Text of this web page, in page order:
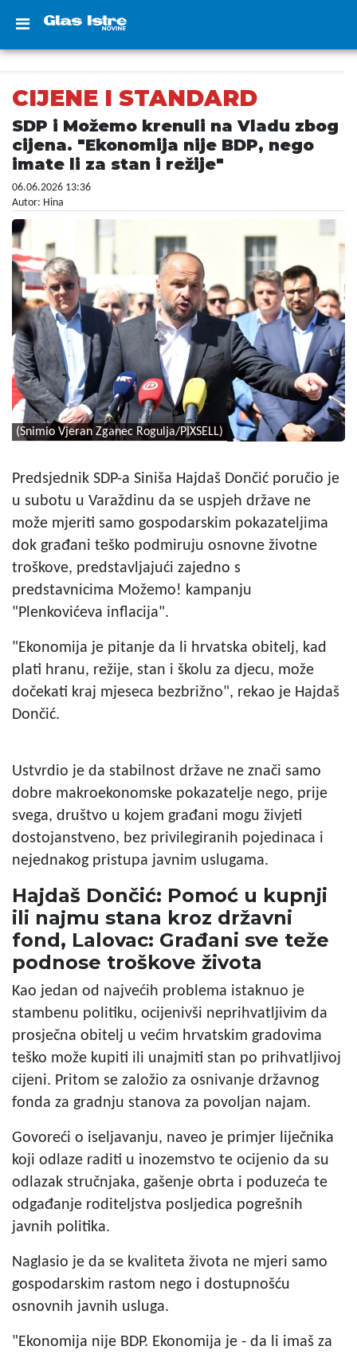
CIJENE I STANDARD
SDP i Možemo krenuli na Vladu zbog
cijena. "Ekonomija nije BDP, nego
imate li za stan i režije"
06.06.2026 13:36
Autor: Hina
(Snimio Vjeran Zganec Rogulja/PIXSELL)
Predsjednik SDP-a Siniša Hajdaš Dončić poručio je
u subotu u Varaždinu da se uspjeh države ne
može mjeriti samo gospodarskim pokazateljima
dok građani teško podmiruju osnovne životne
troškove, predstavljajući zajedno s
predstavnicima Možemo! kampanju
"Plenkovićeva inflacija".
"Ekonomija je pitanje da li hrvatska obitelj, kad
plati hranu, režije, stan i školu za djecu, može
dočekati kraj mjeseca bezbrižno", rekao je Hajdaš
Dončić.
Ustvrdio je da stabilnost države ne znači samo
dobre makroekonomske pokazatelje nego, prije
svega, društvo u kojem građani mogu živjeti
dostojanstveno, bez privilegiranih pojedinaca i
nejednakog pristupa javnim uslugama.
Hajdaš Dončić: Pomoć u kupnji
ili najmu stana kroz državni
fond, Lalovac: Građani sve teže
podnose troškove života
Kao jedan od najvećih problema istaknuo je
stambenu politiku, ocijenivši neprihvatljivim da
prosječna obitelj u većim hrvatskim gradovima
teško može kupiti ili unajmiti stan po prihvatljivoj
cijeni. Pritom se založio za osnivanje državnog
fonda za gradnju stanova za povoljan najam.
Govoreći o iseljavanju, naveo je primjer liječnika
koji odlaze raditi u inozemstvo te ocijenio da su
odlazak stručnjaka, gašenje obrta i poduzeća te
odgađanje roditeljstva posljedica pogrešnih
javnih politika.
Naglasio je da se kvaliteta života ne mjeri samo
gospodarskim rastom nego i dostupnošću
osnovnih javnih usluga.
"Ekonomija nije BDP. Ekonomija je - da li imaš za